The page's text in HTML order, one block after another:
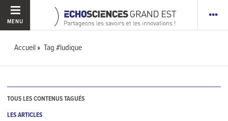
MENU
Accueil Tag #ludique
TOUS LES CONTENUS TAGUÉS
LES ARTICLES